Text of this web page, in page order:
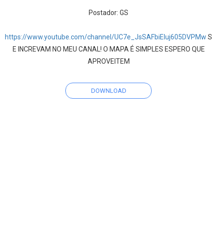
Postador: GS
https://www.youtube.com/channel/UC7e_JsSAFbiEIuj605DVPMw S
E INCREVAM NO MEU CANAL! O MAPA É SIMPLES ESPERO QUE
APROVEITEM
DOWNLOAD